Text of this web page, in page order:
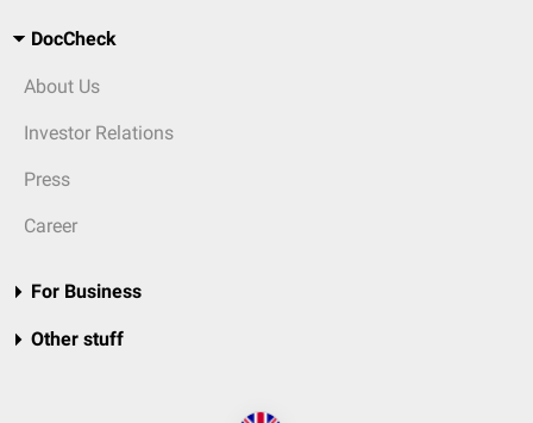
DocCheck
About Us
Investor Relations
Press
Career
For Business
Other stuff